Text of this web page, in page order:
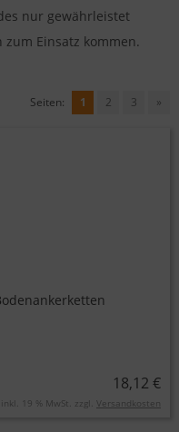
nur gewährleistet
Einsatz kommen.
Seiten: 1 2 3 »
18,12 €
inkl. 19 % MwSt. zzgl. Versandkosten